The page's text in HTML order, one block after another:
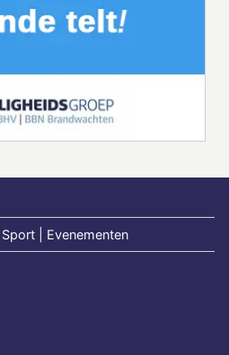
| Evenementen